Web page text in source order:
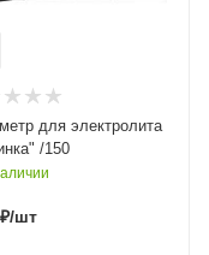
для электролита
/150
/шт